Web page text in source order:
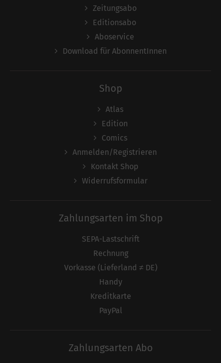
Zeitungsabo
Editionsabo
Aboservice
Download für AbonnentInnen
Shop
Atlas
Edition
Comics
Anmelden/Registrieren
Kontakt Shop
Widerrufsformular
Zahlungsarten im Shop
SEPA-Lastschrift
Rechnung
Vorkasse (Lieferland ≠ DE)
Handy
Kreditkarte
PayPal
Zahlungsarten Abo